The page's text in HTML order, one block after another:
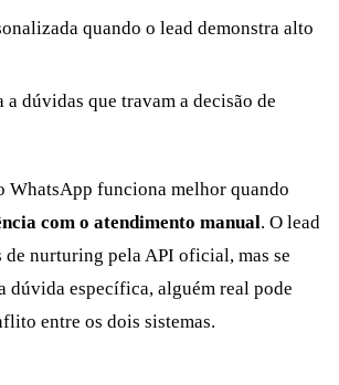
quando o lead demonstra alto
a dúvidas que travam a decisão de
WhatsApp funciona melhor quando
com o atendimento manual. O lead
de nurturing pela API oficial, mas se
dúvida específica, alguém real pode
entre os dois sistemas.